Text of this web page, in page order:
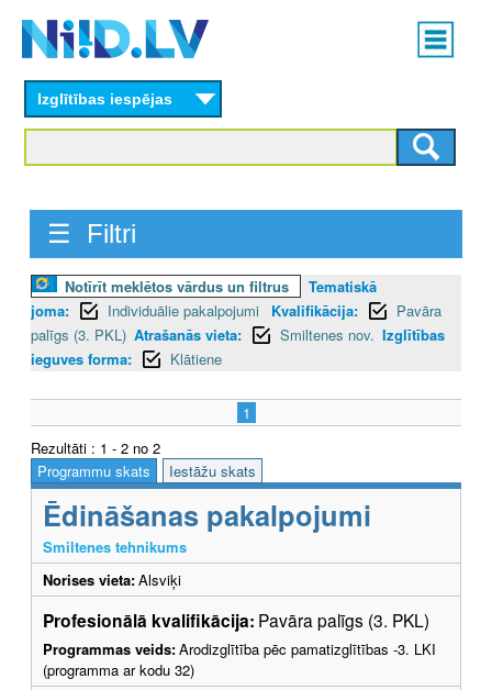
content
Main
menu
Izglītības iespējas
☰ Filtri
Notīrīt meklētos vārdus un filtrus
Tematiskā
joma:
Individuālie pakalpojumi Kvalifikācija:
Pavāra
palīgs (3. PKL) Atrašanās vieta: Smiltenes nov. Izglītības
ieguves forma:
Klātiene
1
Rezultāti : 1 - 2 no 2
Programmu skats
Iestāžu skats
Ēdināšanas pakalpojumi
Smiltenes tehnikums
Norises vieta:Alsviķi
Profesionālā kvalifikācija: Pavāra palīgs (3. PKL)
Programmas veids:Arodizglītība pēc pamatizglītības -3. LKI
(programma ar kodu 32)